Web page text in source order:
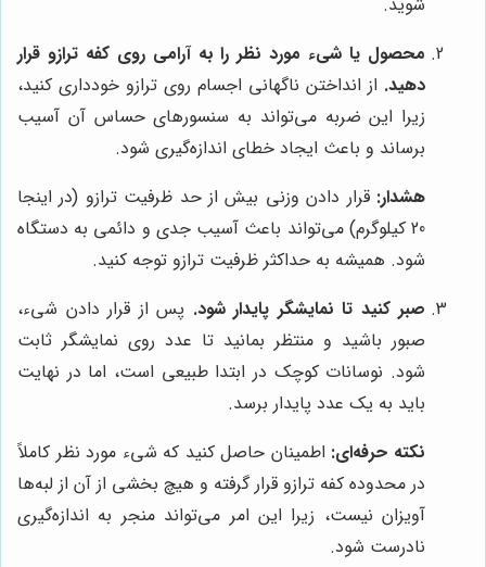
محصول یا شیء مورد نظر را به آرامی روی کفه ترازو قرار
دهید. از انداختن ناگهانی اجسام روی ترازو خودداری کنید،
زیرا این ضربه می‌تواند به سنسورهای حساس آن آسیب
برساند و باعث ایجاد خطای اندازه‌گیری شود.
هشدار: قرار دادن وزنی بیش از حد ظرفیت ترازو (در اینجا
20 کیلوگرم) می‌تواند باعث آسیب جدی و دائمی به دستگاه
شود. همیشه به حداکثر ظرفیت ترازو توجه کنید.
صبر کنید تا نمایشگر پایدار شود. پس از قرار دادن شیء،
صبور باشید و منتظر بمانید تا عدد روی نمایشگر ثابت
شود. نوسانات کوچک در ابتدا طبیعی است، اما در نهایت
باید به یک عدد پایدار برسد.
نکته حرفه‌ای: اطمینان حاصل کنید که شیء مورد نظر کاملاً
در محدوده کفه ترازو قرار گرفته و هیچ بخشی از آن از لبه‌ها
آویزان نیست، زیرا این امر می‌تواند منجر به اندازه‌گیری
نادرست شود.